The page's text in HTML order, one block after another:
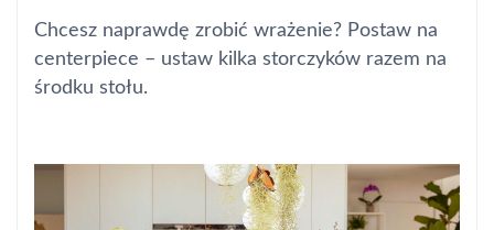
Chcesz naprawdę zrobić wrażenie? Postaw na
centerpiece – ustaw kilka storczyków razem na
środku stołu.